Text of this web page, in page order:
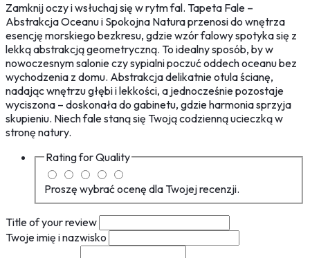
Zamknij oczy i wsłuchaj się w rytm fal. Tapeta Fale –
Abstrakcja Oceanu i Spokojna Natura przenosi do wnętrza
esencję morskiego bezkresu, gdzie wzór falowy spotyka się z
lekką abstrakcją geometryczną. To idealny sposób, by w
nowoczesnym salonie czy sypialni poczuć oddech oceanu bez
wychodzenia z domu. Abstrakcja delikatnie otula ścianę,
nadając wnętrzu głębi i lekkości, a jednocześnie pozostaje
wyciszona – doskonała do gabinetu, gdzie harmonia sprzyja
skupieniu. Niech fale staną się Twoją codzienną ucieczką w
stronę natury.
Rating forQuality
Proszę wybrać ocenę dla Twojej recenzji.
Title of your review
Twoje imię i nazwisko